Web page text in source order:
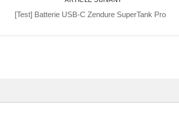
[Test] Batterie USB-C Zendure SuperTank Pro